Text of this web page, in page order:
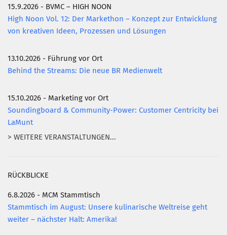
15.9.2026 - BVMC – HIGH NOON
High Noon Vol. 12: Der Markethon – Konzept zur Entwicklung
von kreativen Ideen, Prozessen und Lösungen
13.10.2026 - Führung vor Ort
Behind the Streams: Die neue BR Medienwelt
15.10.2026 - Marketing vor Ort
Soundingboard & Community-Power: Customer Centricity bei
LaMunt
> WEITERE VERANSTALTUNGEN...
RÜCKBLICKE
6.8.2026 - MCM Stammtisch
Stammtisch im August: Unsere kulinarische Weltreise geht
weiter – nächster Halt: Amerika!